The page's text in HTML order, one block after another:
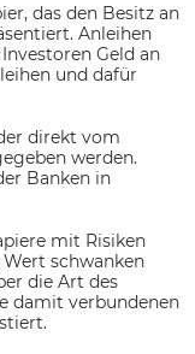
das den Besitz an
Anleihen
Geld an
und dafür
direkt vom
werden.
Banken in
mit Risiken
schwanken
die Art des
damit verbundenen